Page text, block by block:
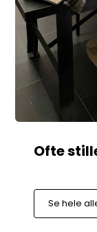
Se hele